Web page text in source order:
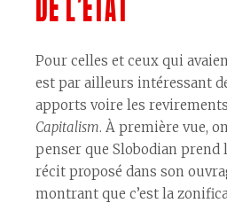
Pour celles et ceux qui
est par ailleurs intéressant
apports voire les
Capitalism. À première vue,
penser que Slobodian prend
récit proposé dans son
montrant que c’est la